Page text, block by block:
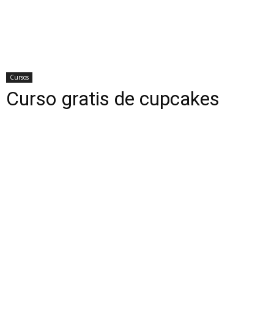
Cursos
Curso gratis de cupcakes